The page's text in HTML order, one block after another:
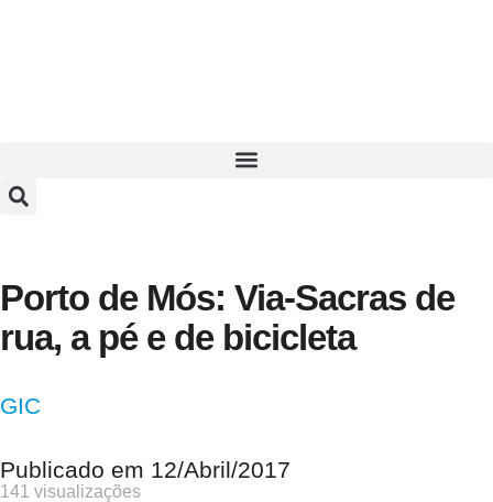
Porto de Mós: Via-Sacras de
rua, a pé e de bicicleta
GIC
Publicado em 12/Abril/2017
141 visualizações